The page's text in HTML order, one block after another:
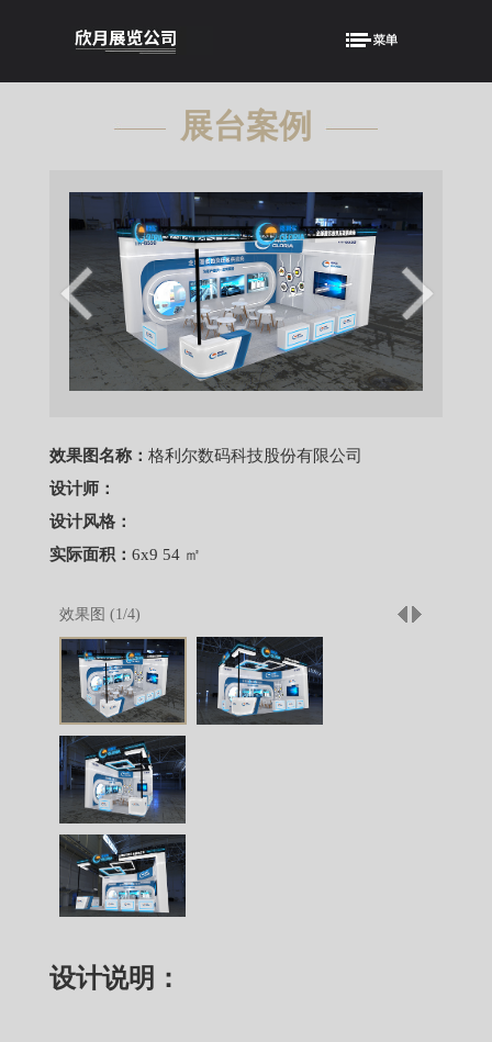
展台案例
效果图名称： 格利尔数码科技股份有限公司
设计师：
设计风格：
实际面积： 6x9 54 ㎡
效果图 (1/4)
设计说明：